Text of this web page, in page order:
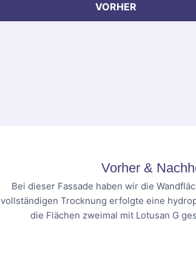
VORHER
Vorher &
Bei dieser Fassade haben wir die
vollständigen Trocknung erfolgte eine
die Flächen zweimal mit Lotusan G